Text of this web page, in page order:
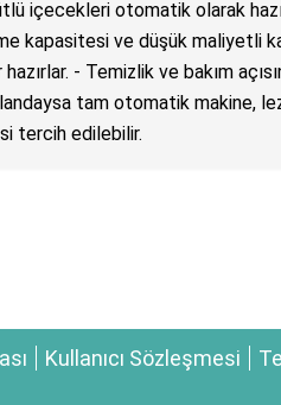
içecekleri otomatik olarak
kapasitesi ve düşük maliyetli
- Temizlik ve bakım
tam otomatik makine,
tercih edilebilir.
Kullanıcı Sözleşmesi